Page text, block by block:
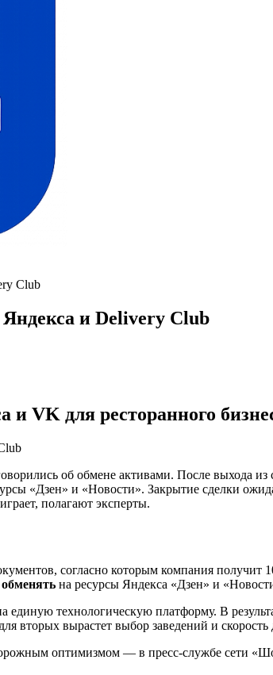
Club
и Delivery Club
VK для ресторанного
об обмене активами. После выхода из
«Дзен» и «Новости». Закрытие сделки
полагают эксперты.
согласно которым компания получит
обменять на ресурсы Яндекса «Дзен» и
технологическую платформу. В
вторых вырастет выбор заведений и скорость
оптимизмом — в пресс-службе сети